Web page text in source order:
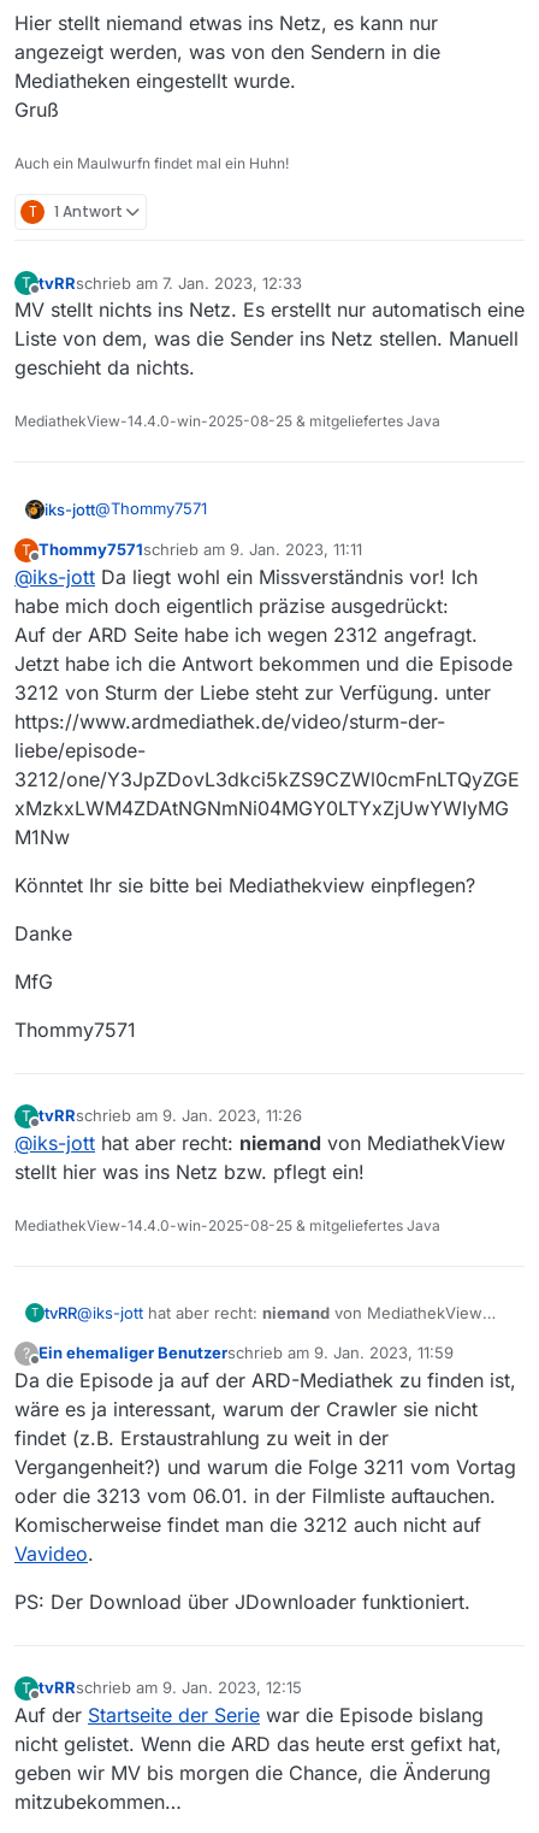
bisher scheinbar versäumt wurde. Könnten Sie
sie bitte ins Netz stellen, wenn sie verfügbar ist?
Mit freundlichen Grüßen
Thomas Willms
Hier stellt niemand etwas ins Netz, es kann nur
angezeigt werden, was von den Sendern in die
Mediatheken eingestellt wurde.
Gruß
Auch ein Maulwurfn findet mal ein Huhn!
T 1 Antwort
T
Offline
tvRRschrieb am 7. Jan. 2023, 12:33
zuletzt editiert von
MV stellt nichts ins Netz. Es erstellt nur automatisch eine
Liste von dem, was die Sender ins Netz stellen. Manuell
geschieht da nichts.
MediathekView-14.4.0-win-2025-08-25 & mitgeliefertes Java
iks-jott@Thommy7571
Hier stellt niemand etwas ins Netz, es kann nur
angezeigt werden, was von den Sendern in die
Mediatheken eingestellt wurde.
Gruß
T
Offline
Thommy7571schrieb am 9. Jan. 2023, 11:11
zuletzt editiert von
@iks-jott Da liegt wohl ein Missverständnis vor! Ich
habe mich doch eigentlich präzise ausgedrückt:
Auf der ARD Seite habe ich wegen 2312 angefragt.
Jetzt habe ich die Antwort bekommen und die Episode
3212 von Sturm der Liebe steht zur Verfügung. unter
https://www.ardmediathek.de/video/sturm-der-
liebe/episode-
3212/one/Y3JpZDovL3dkci5kZS9CZWl0cmFnLTQyZGE
xMzkxLWM4ZDAtNGNmNi04MGY0LTYxZjUwYWIyMG
M1Nw
Könntet Ihr sie bitte bei Mediathekview einpflegen?
Danke
MfG
Thommy7571
T
Offline
tvRRschrieb am 9. Jan. 2023, 11:26
zuletzt editiert von
@iks-jott hat aber recht: niemand von MediathekView
stellt hier was ins Netz bzw. pflegt ein!
MediathekView-14.4.0-win-2025-08-25 & mitgeliefertes Java
T tvRR@iks-jott hat aber recht: niemand von MediathekView
?
Offline
Ein ehemaliger Benutzerschrieb am 9. Jan. 2023, 11:59
zuletzt editiert von
Da die Episode ja auf der ARD-Mediathek zu finden ist,
wäre es ja interessant, warum der Crawler sie nicht
findet (z.B. Erstaustrahlung zu weit in der
Vergangenheit?) und warum die Folge 3211 vom Vortag
oder die 3213 vom 06.01. in der Filmliste auftauchen.
Komischerweise findet man die 3212 auch nicht auf
Vavideo.
PS: Der Download über JDownloader funktioniert.
T
Offline
tvRRschrieb am 9. Jan. 2023, 12:15
zuletzt editiert von
Auf der Startseite der Serie war die Episode bislang
nicht gelistet. Wenn die ARD das heute erst gefixt hat,
geben wir MV bis morgen die Chance, die Änderung
mitzubekommen…